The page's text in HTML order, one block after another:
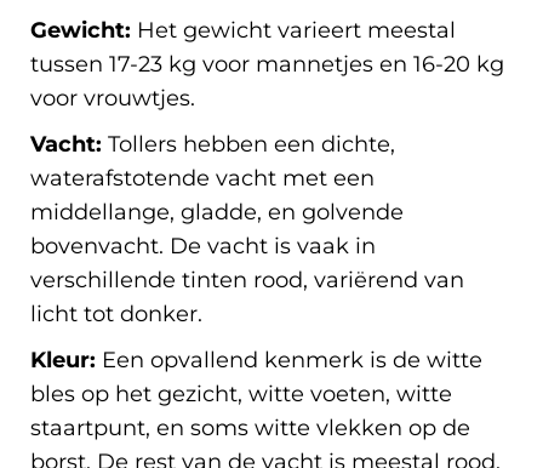
Gewicht: Het gewicht varieert meestal
tussen 17-23 kg voor mannetjes en 16-20 kg
voor vrouwtjes.
Vacht: Tollers hebben een dichte,
waterafstotende vacht met een
middellange, gladde, en golvende
bovenvacht. De vacht is vaak in
verschillende tinten rood, variërend van
licht tot donker.
Kleur: Een opvallend kenmerk is de witte
bles op het gezicht, witte voeten, witte
staartpunt, en soms witte vlekken op de
borst. De rest van de vacht is meestal rood,